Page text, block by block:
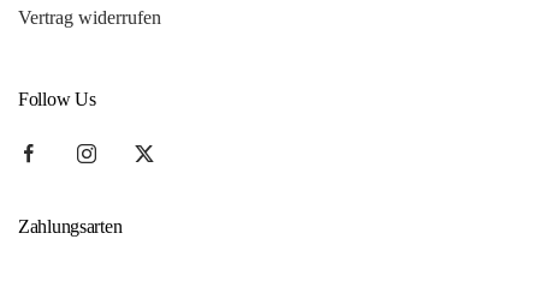
Vertrag widerrufen
Follow Us
Zahlungsarten